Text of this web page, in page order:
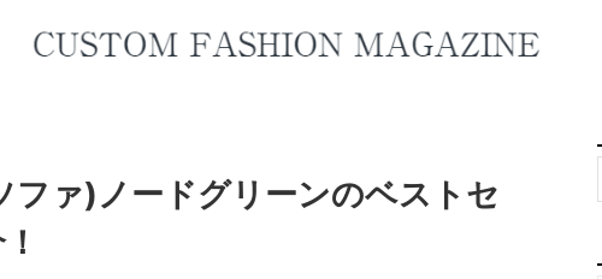
ァ)ノードグリーンのベストセ